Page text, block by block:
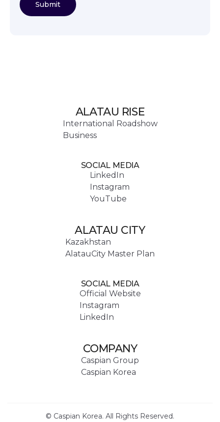
ALATAU RISE
International Roadshow
Business
SOCIAL MEDIA
LinkedIn
Instagram
YouTube
ALATAU CITY
Kazakhstan
AlatauCity Master Plan
SOCIAL MEDIA
Official Website
Instagram
LinkedIn
COMPANY
Caspian Group
Caspian Korea
© Caspian Korea. All Rights Reserved.